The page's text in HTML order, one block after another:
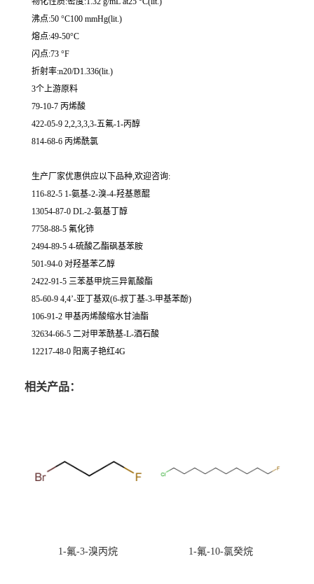
沸点:50 °C100 mmHg(lit.)
熔点:49-50°C
闪点:73 °F
折射率:n20/D1.336(lit.)
3个上游原料
79-10-7 丙烯酸
422-05-9 2,2,3,3,3-五氟-1-丙醇
814-68-6 丙烯酰氯
生产厂家优惠供应以下品种,欢迎咨询:
116-82-5 1-氨基-2-溴-4-羟基蒽醌
13054-87-0 DL-2-氨基丁醇
7758-88-5 氟化铈
2494-89-5 4-硫酸乙酯砜基苯胺
501-94-0 对羟基苯乙醇
2422-91-5 三苯基甲烷三异氰酸酯
85-60-9 4,4’-亚丁基双(6-叔丁基-3-甲基苯酚)
106-91-2 甲基丙烯酸缩水甘油酯
32634-66-5 二对甲苯酰基-L-酒石酸
12217-48-0 阳离子艳红4G
相关产品：
1-氟-3-溴丙烷 1-氟-10-氯癸烷